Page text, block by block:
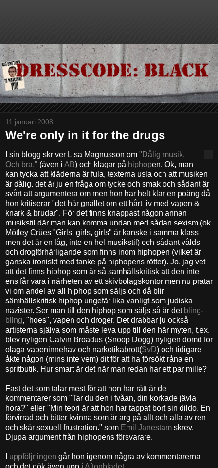
11 januari 2008
We're only in it for the drugs
I sin blogg skriver Lisa Magnusson om "Dålig musik.
Och bra." (även i AB) och klagar på hiphopen. Ok, man
kan tycka att kläderna är fula, texterna usla och att musiken
är dålig, det är ju en fråga om tycke och smak och sådant är
svårt att argumentera om men hon har helt klar en poäng då
hon kritiserar "det här gnället om ett hårt liv med vapen &
knark & brudar". För det finns knappast någon annan
musikstil där man kan komma undan med sådan sexism (ok,
Mötley Crües "Girls, girls, girls" är kanske i samma klass
men det är en låg, inte en hel musikstil) och sådant vålds-
och drogförhärligande som finns inom hiphopen (vilket är
ganska ironiskt med tanke på hiphopens rötter). Jo, jag vet
att det finns hiphop som är så samhällskritisk att den inte
ens får vara i närheten av ett skivbolagskontor men nu pratar
vi om andel av all hiphop som säljs och då blir
sämhällskritisk hiphop ungefär lika vanligt som judiska
nazister. Ser man till den hiphop som säljs så är det bling-
bling, "hoes", vapen och droger. Det drabbar ju också
artisterna själva som måste leva upp till den här myten, t.ex.
blev nyligen Calvin Broadus (Snoop Dogg) nyligen dömd för
olaga vapeninnehav och narkotikabrott(SvD) och tidigare
åkte någon (mins inte vem) dit för att ha försökt råna en
spritbutik. Hur smart är det när man redan har ett par mille?
Fast det som talar mest för att hon har rätt är de
kommentarer som "Tar du den i tvåan, din korkade jävla
hora?" eller "Min teori är att hon har tappat bort sin dildo. En
förvirrad och bitter kvinna som är arg på allt och alla av ren
och skär sexuell frustration." som Emil Janestam skrev.
Djupa argument från hiphopens försvarare.
uppföljningen går hon igenom några av kommentarerna
och det dök även upp i Aftonbladet.